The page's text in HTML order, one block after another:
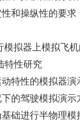
和操纵性的要求
拟器上模拟飞机
性研究
特性的模拟器演
的驾驶模拟演示
进行半物理模